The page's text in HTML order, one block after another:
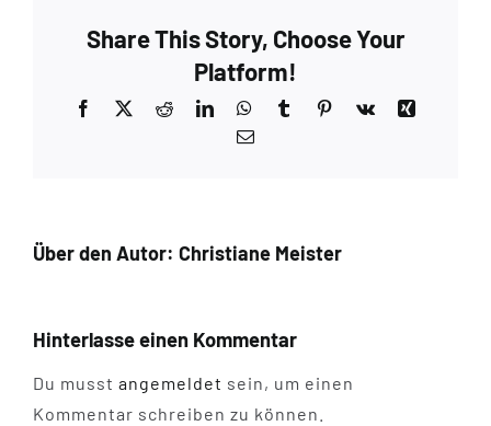
Share This Story, Choose Your
Platform!
Facebook Reddit LinkedInWhatsApp
TumblrPinterest
Vk
E-
Über den Autor: Christiane Meister
Hinterlasse einen Kommentar
Du musst angemeldet sein, um einen
Kommentar schreiben zu können.